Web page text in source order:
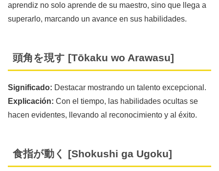
aprendiz no solo aprende de su maestro, sino que llega a
superarlo, marcando un avance en sus habilidades.
頭角を現す [Tōkaku wo Arawasu]
Significado: Destacar mostrando un talento excepcional.
Explicación: Con el tiempo, las habilidades ocultas se
hacen evidentes, llevando al reconocimiento y al éxito.
食指が動く [Shokushi ga Ugoku]